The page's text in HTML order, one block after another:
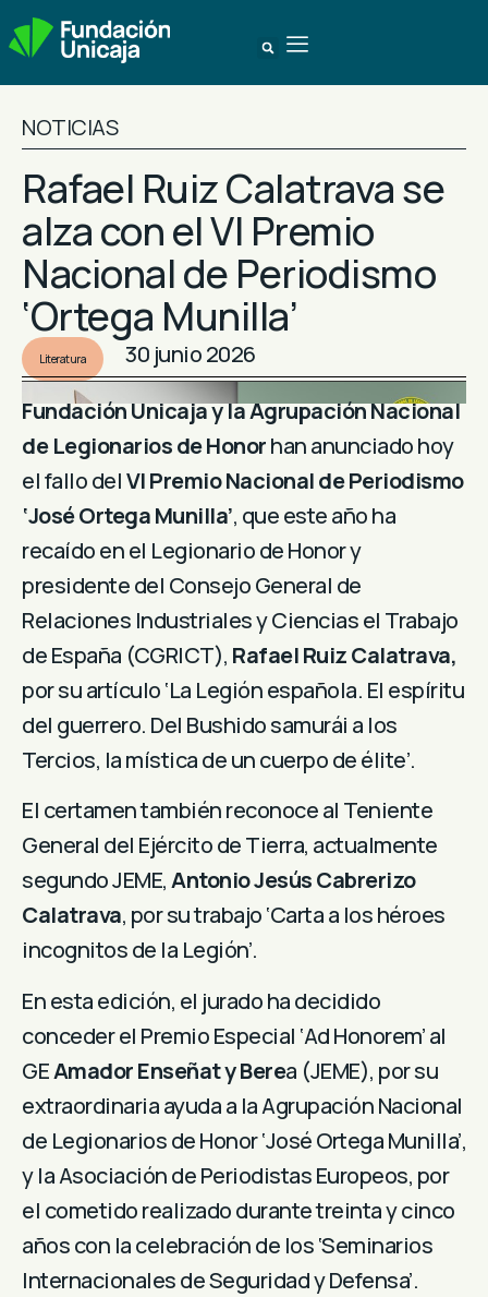
NOTICIAS
Rafael Ruiz Calatrava se
alza con el VI Premio
Nacional de Periodismo
‘Ortega Munilla’
Literatura
30 junio 2026
Fundación Unicaja y la Agrupación Nacional
de Legionarios de Honorhan anunciado hoy
el fallo delVI Premio Nacional de Periodismo
‘José Ortega Munilla’, que este año ha
recaído en el Legionario de Honor y
presidente del Consejo General de
Relaciones Industriales y Ciencias el Trabajo
de España (CGRICT), Rafael Ruiz Calatrava,
por su artículo ‘La Legión española. El espíritu
del guerrero. Del Bushido samurái a los
Tercios, la mística de un cuerpo de élite’.
El certamen también reconoce al Teniente
General del Ejército de Tierra, actualmente
segundo JEME,Antonio Jesús Cabrerizo
Calatrava, por su trabajo ‘Carta a los héroes
incognitos de la Legión’.
En esta edición, el jurado ha decidido
conceder el Premio Especial ‘Ad Honorem’ al
GEAmador Enseñat y Berea (JEME), por su
extraordinaria ayuda a la Agrupación Nacional
de Legionarios de Honor ‘José Ortega Munilla’,
y la Asociación de Periodistas Europeos, por
el cometido realizado durante treinta y cinco
años con la celebración de los ‘Seminarios
Internacionales de Seguridad y Defensa’.